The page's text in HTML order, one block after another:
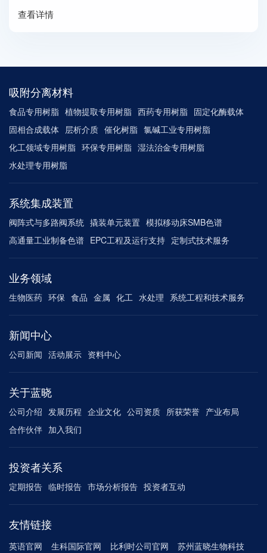
查看详情
吸附分离材料
食品专用树脂 植物提取专用树脂 西药专用树脂 固定化酶载体
固相合成载体 层析介质 催化树脂 氯碱工业专用树脂
化工领域专用树脂 环保专用树脂 湿法治金专用树脂
水处理专用树脂
系统集成装置
阀阵式与多路阀系统 撬装单元装置 模拟移动床SMB色谱
高通量工业制备色谱 EPC工程及运行支持 定制式技术服务
业务领域
生物医药 环保 食品 金属 化工 水处理 系统工程和技术服务
新闻中心
公司新闻 活动展示 资料中心
关于蓝晓
公司介绍 发展历程 企业文化 公司资质 所获荣誉 产业布局
合作伙伴 加入我们
投资者关系
定期报告 临时报告 市场分析报告 投资者互动
友情链接
英语官网 生科国际官网 比利时公司官网
苏州蓝晓生物科技